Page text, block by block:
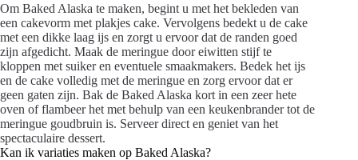
Om Baked Alaska te maken, begint u met het bekleden van
een cakevorm met plakjes cake. Vervolgens bedekt u de cake
met een dikke laag ijs en zorgt u ervoor dat de randen goed
zijn afgedicht. Maak de meringue door eiwitten stijf te
kloppen met suiker en eventuele smaakmakers. Bedek het ijs
en de cake volledig met de meringue en zorg ervoor dat er
geen gaten zijn. Bak de Baked Alaska kort in een zeer hete
oven of flambeer het met behulp van een keukenbrander tot de
meringue goudbruin is. Serveer direct en geniet van het
spectaculaire dessert.
Kan ik variaties maken op Baked Alaska?